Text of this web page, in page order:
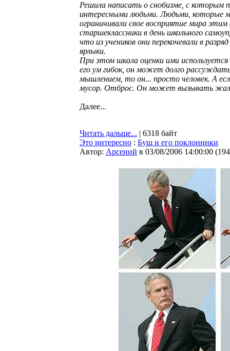
Решила написать о снобизме, с которым
интересными людьми. Людьми, которые
ограничивали свое восприятие мира
старшеклассники в день школьного
что из учеников они перекочевали в
ярлыки.
При этом шкала оценки ими
его ум гибок, он может долго
мышлением, то он... просто человек. А
мусор. Отброс. Он может вызывать
Далее...
Читать дальше... | 6318 байт
Это интересно : Буш и его поклонники
Автор: Арсений в 03/08/2006 14:00:00 (